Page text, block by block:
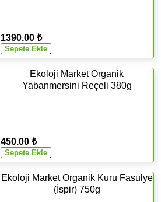
1390.00 ₺
Ekoloji Market Organik
Yabanmersini Reçeli 380g
450.00 ₺
Ekoloji Market Organik Kuru Fasulye
(İspir) 750g